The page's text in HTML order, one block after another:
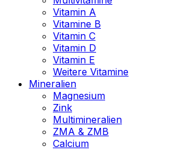
Vitamin A
Vitamine B
Vitamin C
Vitamin D
Vitamin E
Weitere Vitamine
Mineralien
Magnesium
Zink
Multimineralien
ZMA & ZMB
Calcium